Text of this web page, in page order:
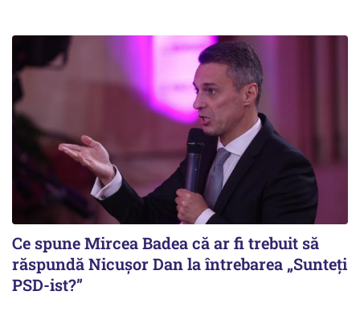
Ce spune Mircea Badea că ar fi trebuit să
răspundă Nicușor Dan la întrebarea „Sunteți
PSD-ist?”